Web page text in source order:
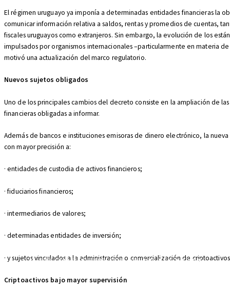
REPORTE TRIBUTARIO N°73
El régimen uruguayo ya imponía a determinadas entidades financieras la
comunicar información relativa a saldos, rentas y promedios de cuentas,
fiscales uruguayos como extranjeros. Sin embargo, la evolución de los
impulsados por organismos internacionales –particularmente en materia
motivó una actualización del marco regulatorio.
Nuevos sujetos obligados
Uno de los principales cambios del decreto consiste en la ampliación de
financieras obligadas a informar.
Además de bancos e instituciones emisoras de dinero electrónico, la
con mayor precisión a:
· entidades de custodia de activos financieros;
· fiduciarios financieros;
· intermediarios de valores;
· determinadas entidades de inversión;
· y sujetos vinculados a la administración o comercialización de
Criptoactivos bajo mayor supervisión